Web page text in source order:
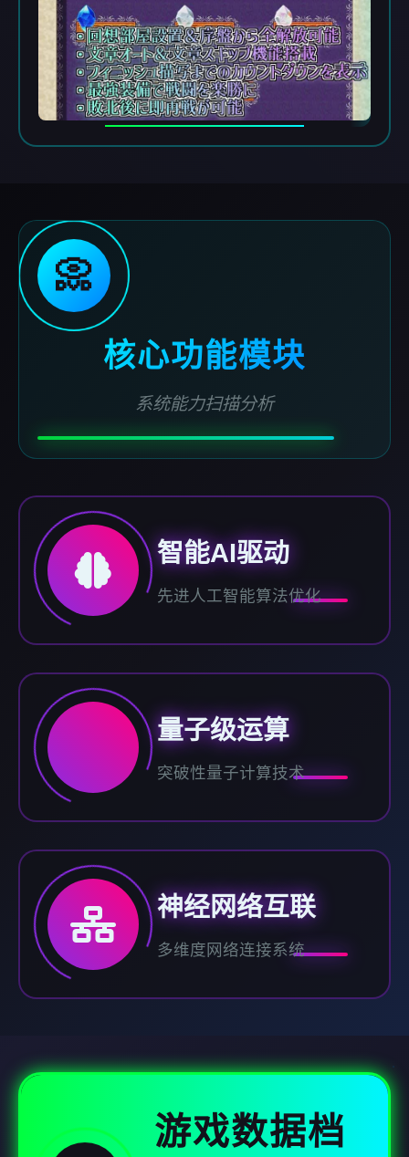
📀
核心功能模块
系统能力扫描分析
智能AI驱动
先进人工智能算法优化
量子级运算
突破性量子计算技术
神经网络互联
多维度网络连接系统
游戏数据档